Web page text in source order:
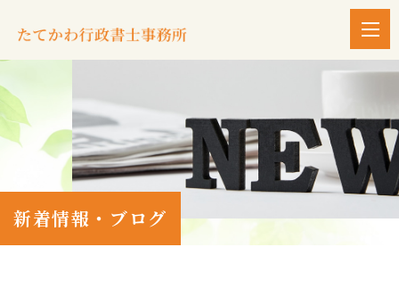
新着情報・ブログ